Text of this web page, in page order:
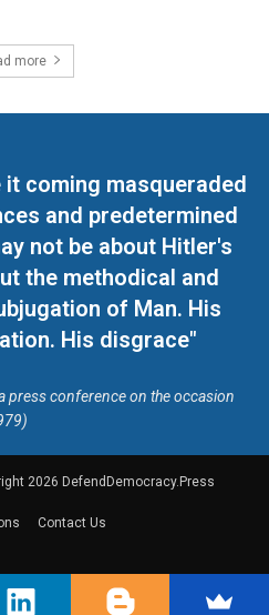
more
coming masqueraded
and predetermined
not be about Hitler's
the methodical and
of Man. His
His disgrace"
press conference on the occasion
2026 DefendDemocracy.Press
Contact Us